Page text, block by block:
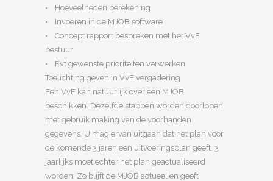
• Hoeveelheden berekening
• Invoeren in de MJOB software
• Concept rapport bespreken met het VvE
bestuur
• Evt gewenste prioriteiten verwerken
Toelichting geven in VvE vergadering
Een VvE kan natuurlijk over een MJOB
beschikken. Dezelfde stappen worden doorlopen
met gebruik making van de voorhanden
gegevens. U mag ervan uitgaan dat het plan voor
de komende 3 jaren een uitvoeringsplan geeft. 3
jaarlijks moet echter het plan geactualiseerd
worden. Zo blijft de MJOB actueel en geeft